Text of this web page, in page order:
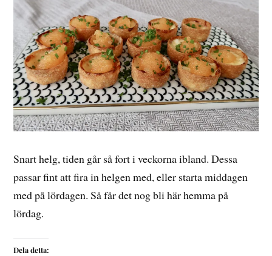
Snart helg, tiden går så fort i veckorna ibland. Dessa
passar fint att fira in helgen med, eller starta middagen
med på lördagen. Så får det nog bli här hemma på
lördag.
Dela detta: